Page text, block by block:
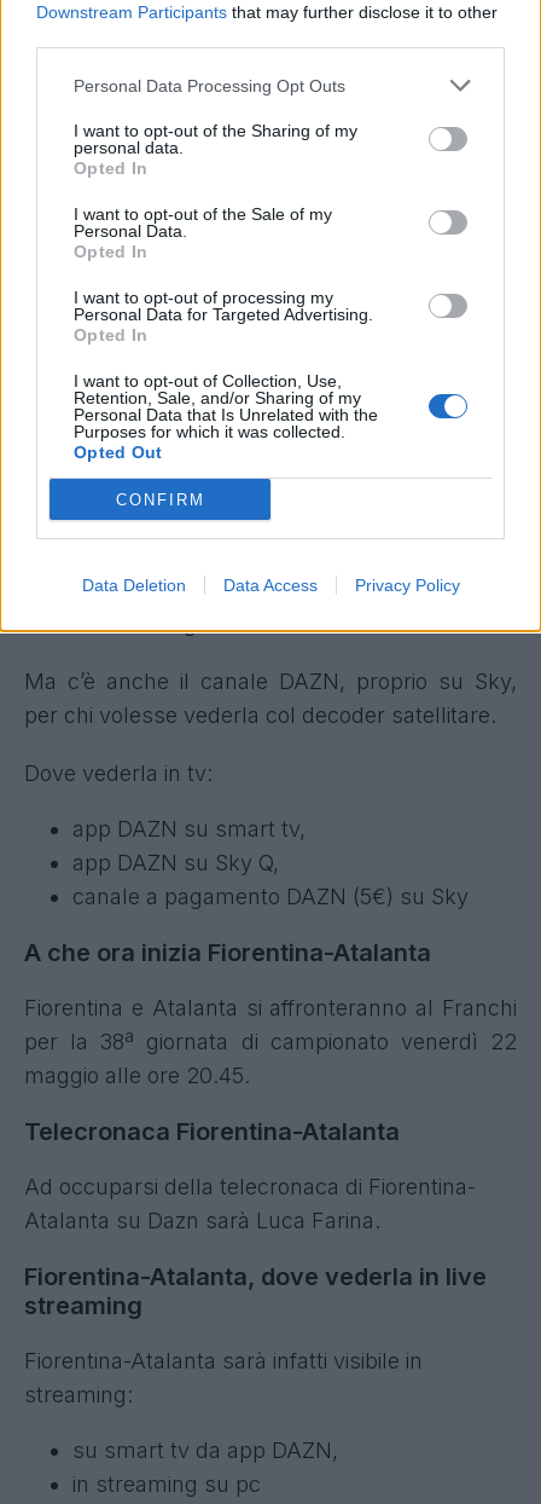
Downstream Participants that may further disclose it to other
Personal Data Processing Opt Outs
I want to opt-out of the Sharing of my
personal data.
Opted In
I want to opt-out of the Sale of my
Personal Data.
Opted In
I want to opt-out of processing my
Personal Data for Targeted Advertising.
Opted In
I want to opt-out of Collection, Use,
Retention, Sale, and/or Sharing of my
Personal Data that Is Unrelated with the
Purposes for which it was collected.
Opted Out
CONFIRM
Data Deletion Data Access Privacy Policy
Fiorentina-Atalanta, dove vederla: SKY o
Solo Dazn trasmetterà il match tra viola e
orobici,con pre-partita e col calcio d’inizio alle
ore 20.45. Per vederla basterà accedere con le
proprie credenziali su DAZN, username e
schermata di homepage che proporrà tra gli
Ma c’è anche il canale DAZN, proprio su Sky,
per chi volesse vederla col decoder satellitare.
Dove vederla in tv:
app DAZN su smart tv,
app DAZN su Sky Q,
canale a pagamento DAZN (5€) su Sky
A che ora inizia Fiorentina-Atalanta
Fiorentina e Atalanta si affronteranno al Franchi
per la 38ª giornata di campionato venerdì 22
maggio alle ore 20.45.
Telecronaca Fiorentina-Atalanta
Ad occuparsi della telecronaca di Fiorentina-
Atalanta su Dazn sarà Luca Farina.
Fiorentina-Atalanta, dove vederla in live
streaming
Fiorentina-Atalanta sarà infatti visibile in
streaming:
su smart tv da app DAZN,
in streaming su pc